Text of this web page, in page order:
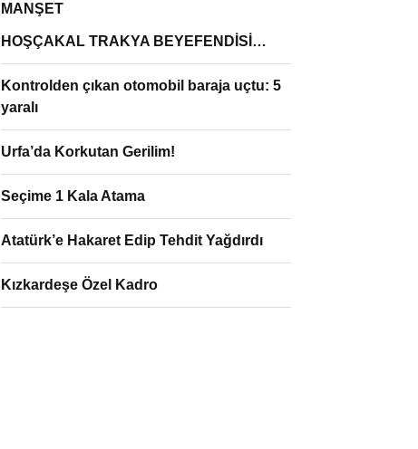
MANŞET
HOŞÇAKAL TRAKYA BEYEFENDİSİ…
Kontrolden çıkan otomobil baraja uçtu: 5
yaralı
Urfa’da Korkutan Gerilim!
Seçime 1 Kala Atama
Atatürk’e Hakaret Edip Tehdit Yağdırdı
Kızkardeşe Özel Kadro